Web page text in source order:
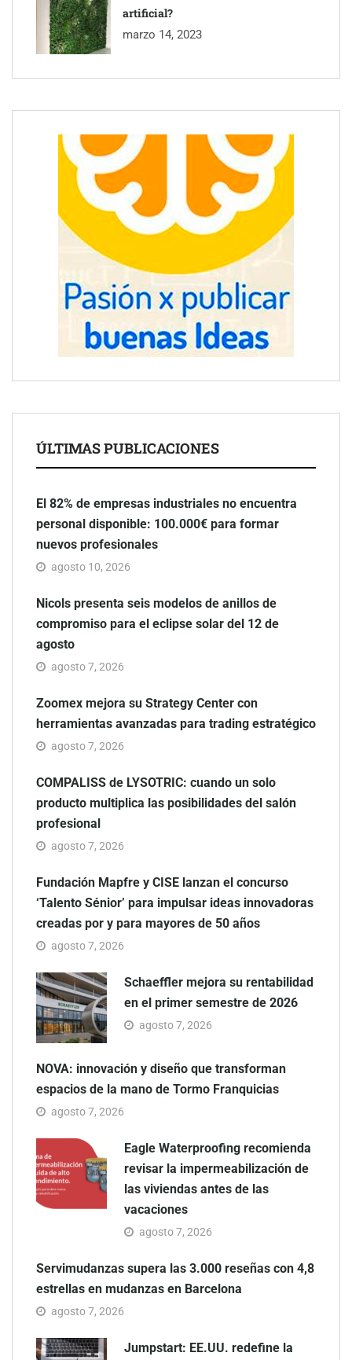
artificial?
marzo 14, 2023
ÚLTIMAS PUBLICACIONES
El 82% de empresas industriales no encuentra
personal disponible: 100.000€ para formar
nuevos profesionales
agosto 10, 2026
Nicols presenta seis modelos de anillos de
compromiso para el eclipse solar del 12 de
agosto
agosto 7, 2026
Zoomex mejora su Strategy Center con
herramientas avanzadas para trading estratégico
agosto 7, 2026
COMPALISS de LYSOTRIC: cuando un solo
producto multiplica las posibilidades del salón
profesional
agosto 7, 2026
Fundación Mapfre y CISE lanzan el concurso
‘Talento Sénior’ para impulsar ideas innovadoras
creadas por y para mayores de 50 años
agosto 7, 2026
Schaeffler mejora su rentabilidad
en el primer semestre de 2026
agosto 7, 2026
NOVA: innovación y diseño que transforman
espacios de la mano de Tormo Franquicias
agosto 7, 2026
Eagle Waterproofing recomienda
revisar la impermeabilización de
las viviendas antes de las
vacaciones
agosto 7, 2026
Servimudanzas supera las 3.000 reseñas con 4,8
estrellas en mudanzas en Barcelona
agosto 7, 2026
Jumpstart: EE.UU. redefine la